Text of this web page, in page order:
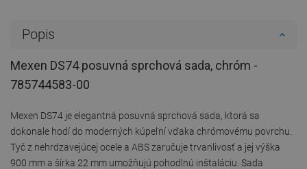
Popis
Mexen DS74 posuvná sprchová sada, chróm -
785744583-00
Mexen DS74 je elegantná posuvná sprchová sada, ktorá sa
dokonale hodí do moderných kúpeľní vďaka chrómovému povrchu.
Tyč z nehrdzavejúcej ocele a ABS zaručuje trvanlivosť a jej výška
900 mm a šírka 22 mm umožňujú pohodlnú inštaláciu. Sada